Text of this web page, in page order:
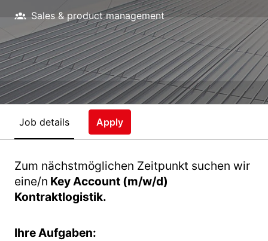
Sales & product management
Job details Apply
Zum nächstmöglichen Zeitpunkt suchen wir
eine/n Key Account (m/w/d)
Kontraktlogistik.
Ihre Aufgaben: